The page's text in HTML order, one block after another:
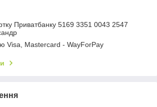
Приватбанку 5169 3351 0043 2547
Visa, Mastercard - WayForPay